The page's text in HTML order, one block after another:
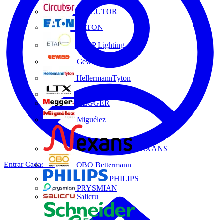
CIRCUTOR
EATON
ETAP Lighting
Gewiss
HellermannTyton
MEGGER
Miguélez
NEXANS
OBO Bettermann
PHILIPS
PRYSMIAN
Salicru
EntrarCadastrar